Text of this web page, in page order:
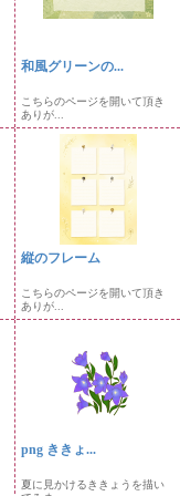
和風グリーンの...
こちらのページを開いて頂き
ありが...
縦のフレーム
こちらのページを開いて頂き
ありが...
png ききょ...
夏に見かけるききょうを描い